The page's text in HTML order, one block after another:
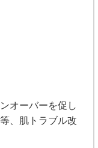
オーバーを促し
、肌トラブル改